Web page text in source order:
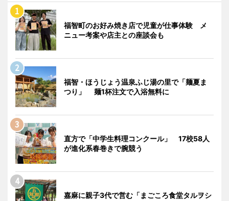
福智町のお好み焼き店で児童が仕事体験 メ
ニュー考案や店主との座談会も
福智・ほうじょう温泉ふじ湯の里で「麺夏ま
つり」 麺1杯注文で入浴無料に
直方で「中学生料理コンクール」 17校58人
が進化系春巻きで腕競う
嘉麻に親子3代で営む「まごころ食堂タルヲシ